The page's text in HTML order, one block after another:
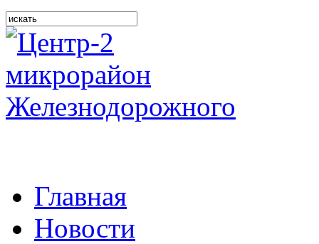
Главная
Новости